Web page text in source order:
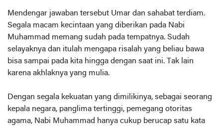
Mendengar jawaban tersebut Umar dan sahabat terdiam.
Segala macam kecintaan yang diberikan pada Nabi
Muhammad memang sudah pada tempatnya. Sudah
selayaknya dan itulah mengapa risalah yang beliau bawa
bisa sampai pada kita hingga dengan saat ini. Tak lain
karena akhlaknya yang mulia.
Dengan segala kekuatan yang dimilikinya, sebagai seorang
kepala negara, panglima tertinggi, pemegang otoritas
agama, Nabi Muhammad hanya cukup berucap satu kata